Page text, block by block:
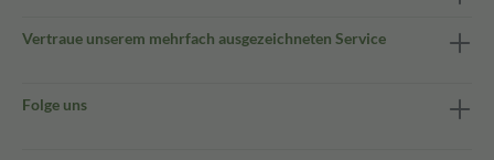
Vertraue unserem mehrfach ausgezeichneten Service
Folge uns